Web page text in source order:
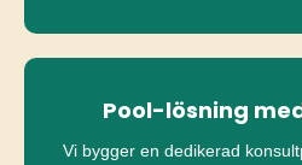
Pool-lösning
Vi bygger en dedikerad